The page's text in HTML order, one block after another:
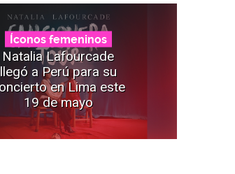
Íconos femeninos
Natalia Lafourcade
llegó a Perú para su
en Lima este
19 de mayo